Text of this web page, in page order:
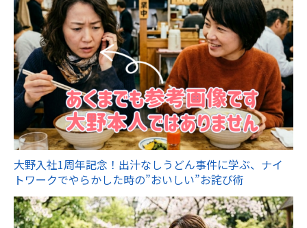
大野入社1周年記念！出汁なしうどん事件に学ぶ、ナイ
トワークでやらかした時の”おいしい”お詫び術